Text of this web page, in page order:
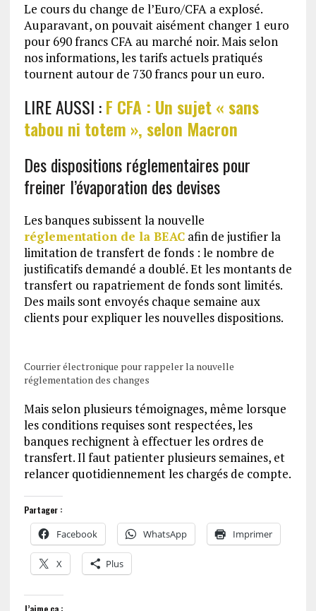
Le cours du change de l’Euro/CFA a explosé.
Auparavant, on pouvait aisément changer 1 euro
pour 690 francs CFA au marché noir. Mais selon
nos informations, les tarifs actuels pratiqués
tournent autour de 730 francs pour un euro.
LIRE AUSSI :F CFA : Un sujet « sans
tabou ni totem », selon Macron
Des dispositions réglementaires pour
freiner l’évaporation des devises
Les banques subissent la nouvelle
réglementation de la BEACafin de justifier la
limitation de transfert de fonds : le nombre de
justificatifs demandé a doublé. Et les montants de
transfert ou rapatriement de fonds sont limités.
Des mails sont envoyés chaque semaine aux
clients pour expliquer les nouvelles dispositions.
Courrier électronique pour rappeler la nouvelle
réglementation des changes
Mais selon plusieurs témoignages, même lorsque
les conditions requises sont respectées, les
banques rechignent à effectuer les ordres de
transfert. Il faut patienter plusieurs semaines, et
relancer quotidiennement les chargés de compte.
Partager :
Facebook WhatsApp Imprimer
X Plus
J’aime ça :